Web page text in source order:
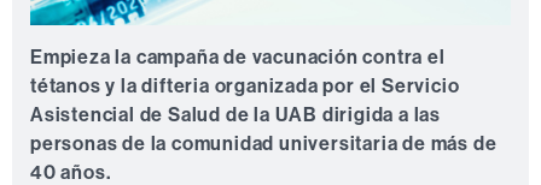
Empieza la campaña de vacunación contra el
tétanos y la difteria organizada por el Servicio
Asistencial de Salud de la UAB dirigida a las
personas de la comunidad universitaria de más de
40 años.